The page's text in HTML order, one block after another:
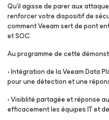
Qu’il agisse de parer aux
renforcer votre dispositif de
comment Veeam sert de pont
et SOC.
Au programme de cette
• Intégration de la Veeam Data
pour une détection et une
• Visiblité partagée et réponse
efficacement les équipes IT et